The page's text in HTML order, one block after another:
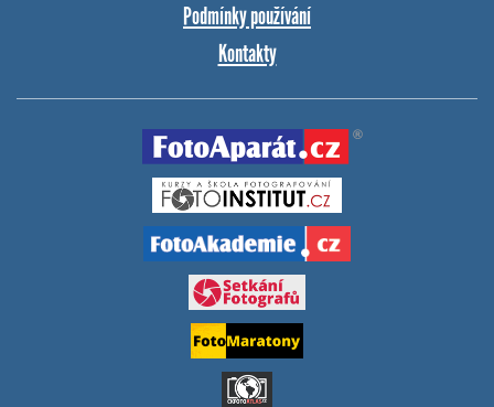
Podmínky používání
Kontakty